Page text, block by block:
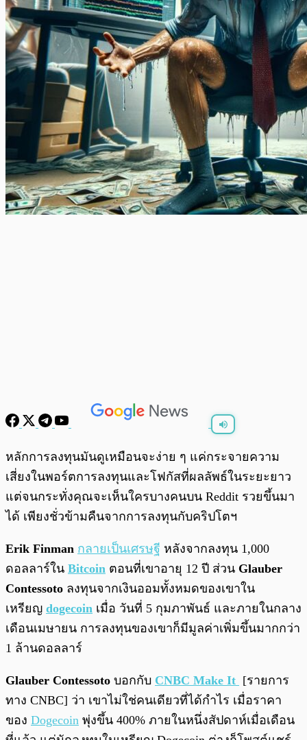
หลักการลงทุนมันดูเหมือนจะง่าย ๆ แค่กระจายความ
เสี่ยงในพอร์ตการลงทุนและโฟกัสที่ผลลัพธ์ในระยะยาว
แต่จนกระทั่งคุณจะเห็นใครบางคนบน Reddit รวยขึ้นมา
ได้ เพียงชั่วข้ามคืนจากการลงทุนกับคริปโตฯ
Erik Finman กลายเป็นเศรษฐี หลังจากลงทุน 1,000
ดอลลาร์ใน Bitcoin ตอนที่เขาอายุ 12 ปี ส่วน Glauber
Contessoto ลงทุนจากเงินออมทั้งหมดของเขาใน
เหรียญ dogecoin เมื่อ วันที่ 5 กุมภาพันธ์ และภายในกลาง
เดือนเมษายน การลงทุนของเขาก็มีมูลค่าเพิ่มขึ้นมากกว่า
1 ล้านดอลลาร์
Glauber Contessoto บอกกับ CNBC Make It [รายการ
ทาง CNBC] ว่า เขาไม่ใช่คนเดียวที่ได้กำไร เมื่อราคา
ของ Dogecoin พุ่งขึ้น 400% ภายในหนึ่งสัปดาห์เมื่อเดือน